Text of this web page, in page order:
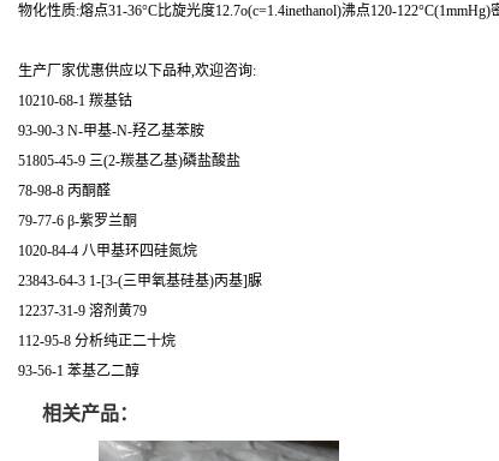
物化性质:熔点31-36°C比旋光度12.7o(c=1.4inethanol)沸点120-
生产厂家优惠供应以下品种,欢迎咨询:
10210-68-1 羰基钴
93-90-3 N-甲基-N-羟乙基苯胺
51805-45-9 三(2-羰基乙基)磷盐酸盐
78-98-8 丙酮醛
79-77-6 β-紫罗兰酮
1020-84-4 八甲基环四硅氮烷
23843-64-3 1-[3-(三甲氧基硅基)丙基]脲
12237-31-9 溶剂黄79
112-95-8 分析纯正二十烷
93-56-1 苯基乙二醇
相关产品：